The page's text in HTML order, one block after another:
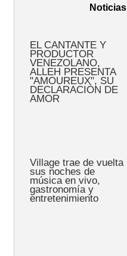
Noticias
EL CANTANTE Y
PRODUCTOR
VENEZOLANO,
ALLEH PRESENTA
"AMOUREUX", SU
DECLARACIÓN DE
AMOR
Village trae de vuelta
sus noches de
música en vivo,
gastronomía y
entretenimiento